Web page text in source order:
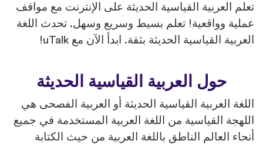
تعلم العربية القياسية الحديثة على الإنترنت مع مواقف
عملية وواقعية! تعلم بسيط وسريع وسهل. تحدث اللغة
العربية القياسية الحديثة بثقة. ابدأ الآن مع uTalk!
حول العربية القياسية الحديثة
اللغة العربية القياسية الحديثة أو العربية الفصحى هي
اللهجة القياسية من اللغة العربية المستخدمة في جميع
أنحاء العالم الناطق باللغة العربية من حيث الكتابة